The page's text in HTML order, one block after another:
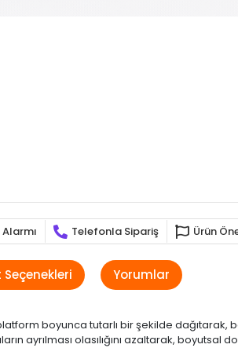
Telefonla Sipariş Ürün
Yorumlar
platform boyunca tutarlı bir şekilde dağıtarak,
ayrılması olasılığını azaltarak, boyutsal